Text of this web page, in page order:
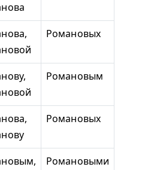
Романовых
Романовым
Романовых
Романовыми